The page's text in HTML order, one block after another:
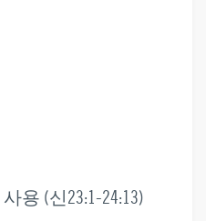
용 (신23:1-24:13)